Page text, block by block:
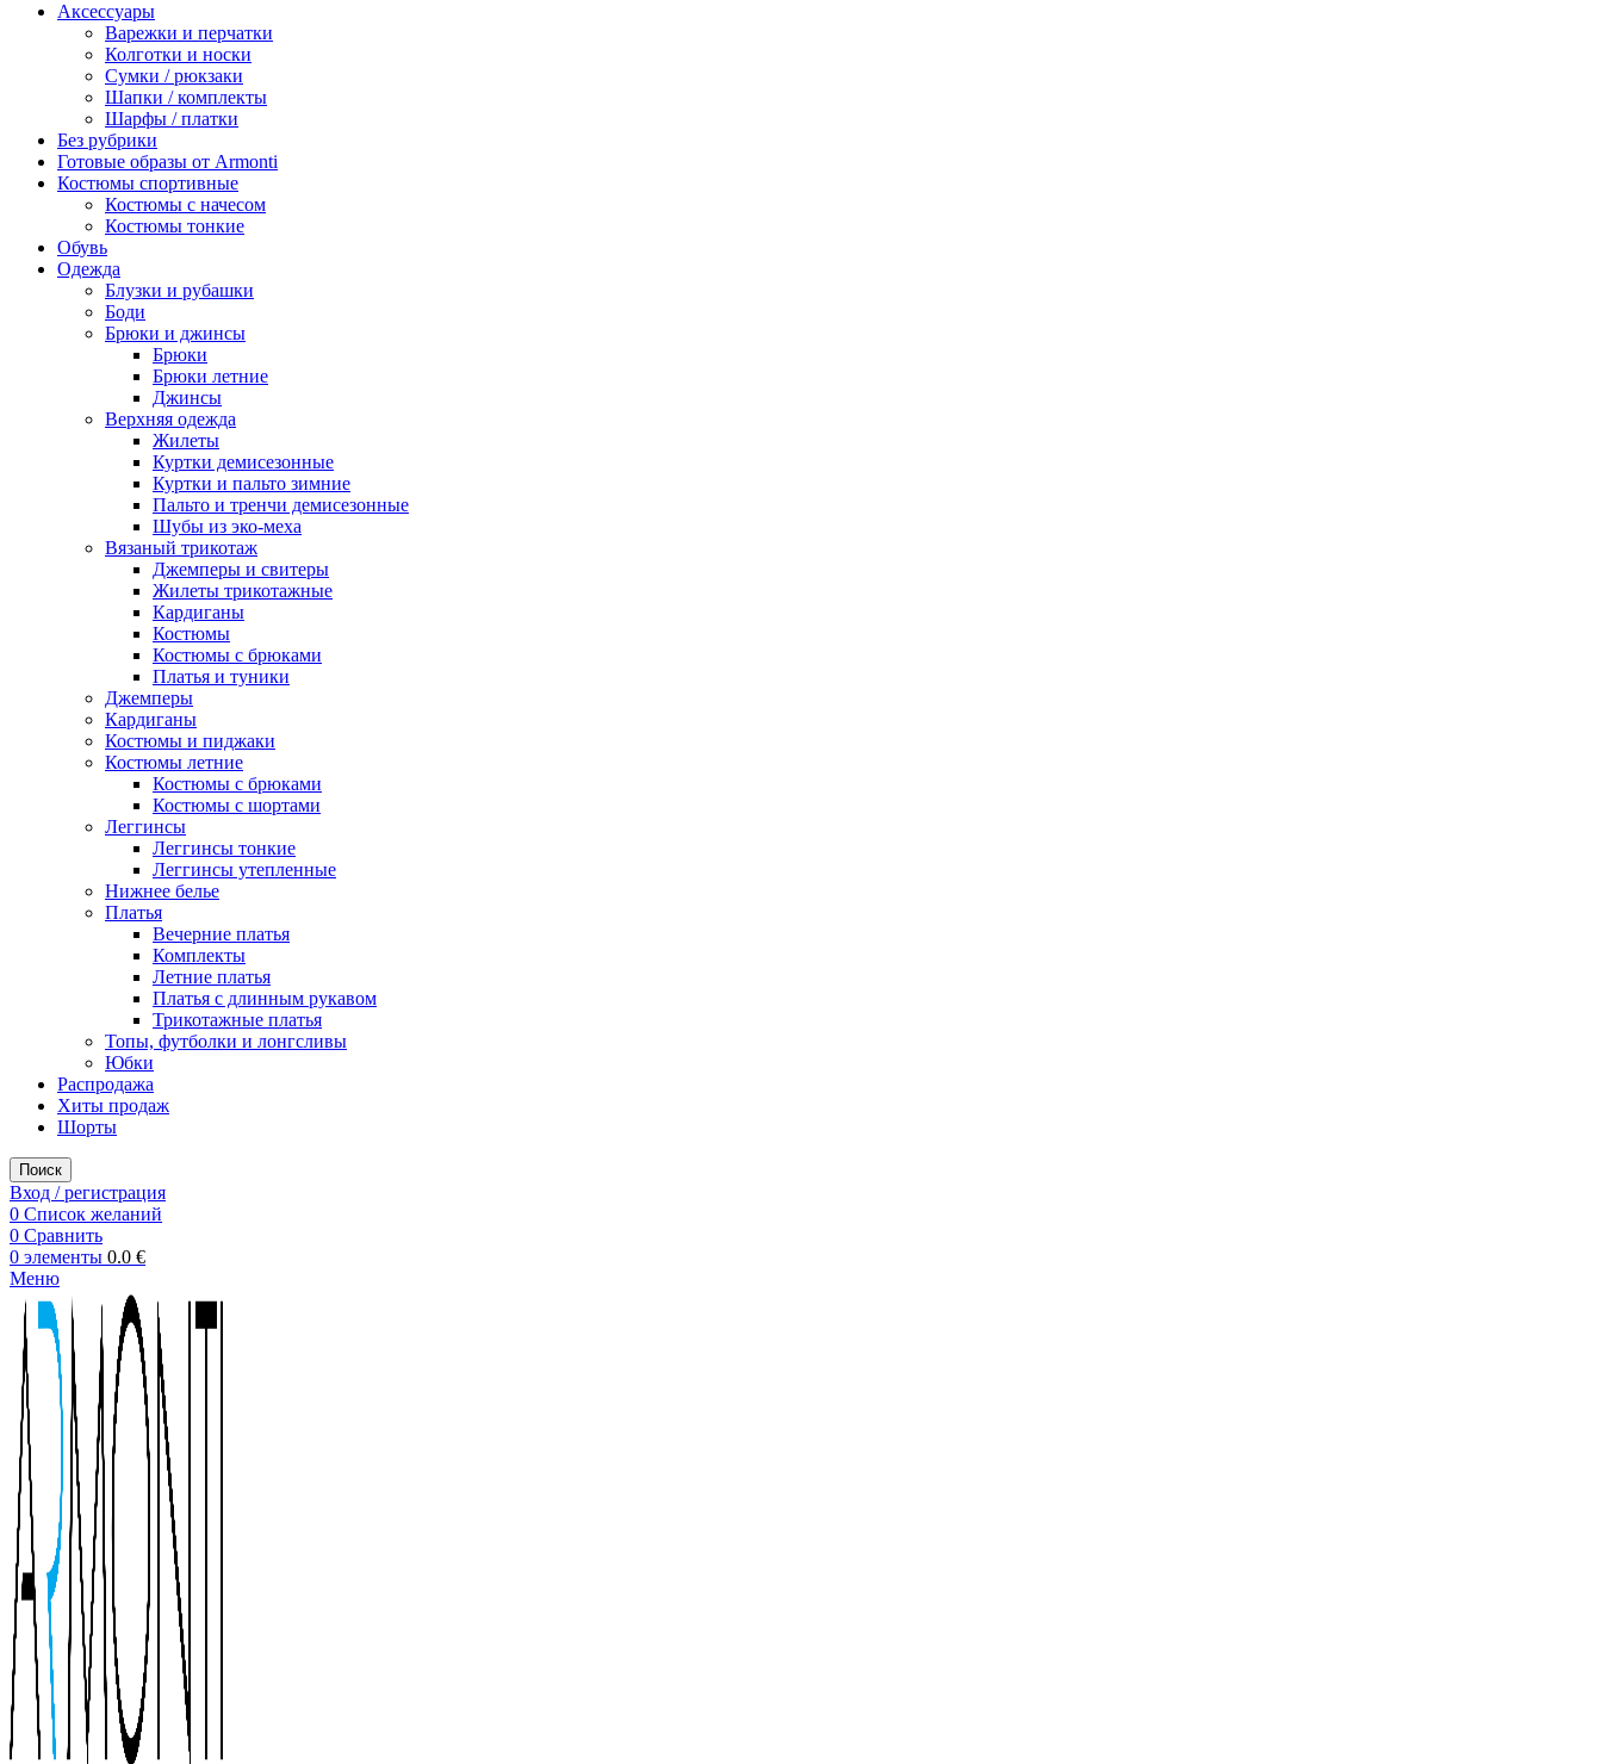
Аксессуары
Варежки и перчатки
Колготки и носки
Сумки / рюкзаки
Шапки / комплекты
Шарфы / платки
Без рубрики
Готовые образы от Armonti
Костюмы спортивные
Костюмы с начесом
Костюмы тонкие
Обувь
Одежда
Блузки и рубашки
Боди
Брюки и джинсы
Брюки
Брюки летние
Джинсы
Верхняя одежда
Жилеты
Куртки демисезонные
Куртки и пальто зимние
Пальто и тренчи демисезонные
Шубы из эко-меха
Вязаный трикотаж
Джемперы и свитеры
Жилеты трикотажные
Кардиганы
Костюмы
Костюмы с брюками
Платья и туники
Джемперы
Кардиганы
Костюмы и пиджаки
Костюмы летние
Костюмы с брюками
Костюмы с шортами
Леггинсы
Леггинсы тонкие
Леггинсы утепленные
Нижнее белье
Платья
Вечерние платья
Комплекты
Летние платья
Платья с длинным рукавом
Трикотажные платья
Топы, футболки и лонгсливы
Юбки
Распродажа
Хиты продаж
Шорты
Поиск
Вход / регистрация
0 Список желаний
0 Сравнить
0 элементы 0.0 €
Меню